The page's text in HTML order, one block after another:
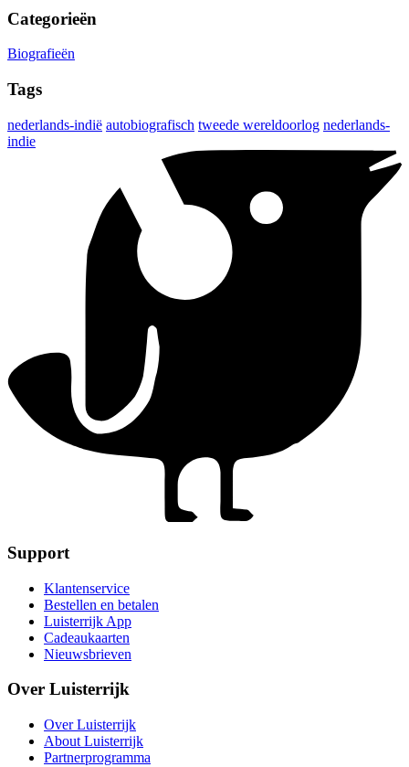
Categorieën
Biografieën
Tags
nederlands-indië autobiografisch tweede wereldoorlog nederlands-
indie
Support
Klantenservice
Bestellen en betalen
Luisterrijk App
Cadeaukaarten
Nieuwsbrieven
Over Luisterrijk
Over Luisterrijk
About Luisterrijk
Partnerprogramma